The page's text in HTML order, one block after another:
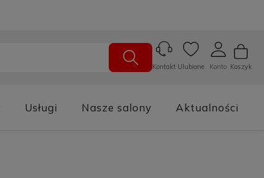
Koszyk
Konto
Ulubione
Kontakt
Usługi Nasze salony Aktualności